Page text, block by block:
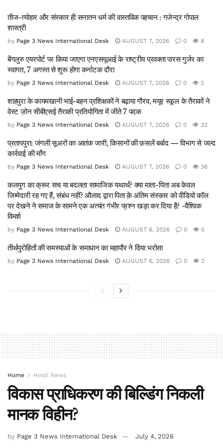
तीज-त्योहार और संस्कार ही सनातन धर्म की वास्तविक पहचान : गजेन्द्र गोपाल
शास्त्री
by Page 3 News International Desk AUGUST 7, 2026 0 8
बेंगलुरु एयरपोर्ट पर किया जाएगा एनएसयूआई के राष्ट्रीय प्रवक्ता पारस गुर्जर का
स्वागत, 7 अगस्त से शुरू होगा कर्नाटक दौरा
by Page 3 News International Desk AUGUST 7, 2026 0 2
शाहपुरा के कायमखानी भाई-बहन प्रशिक्षकों ने बढ़ाया गौरव, मयूर स्कूल के तैराकों ने
वेस्ट ज़ोन सीबीएसई तैराकी प्रतियोगिता में जीते 7 पदक
by Page 3 News International Desk AUGUST 7, 2026 0 32
प्रतापपुरा: जंगली सूअरों का आतंक जारी, किसानों की फ़सलें बर्बाद — विभाग से जल्द
कार्रवाई की माँग
by Page 3 News International Desk AUGUST 7, 2026 0 36
कलयुग का क्रूर सच या बदलता सामाजिक यथार्थ? क्या माता-पिता अब केवल
जिम्मेदारी रह गए हैं, संबंध नहीं? औलाद द्वारा पिता क़े अंतिम संस्कार को वीडियो कॉल
पर देखने ने समाज के सामने एक अत्यंत गंभीर प्रश्न खड़ा कर दिया है? -वैश्विक
विमर्श
by Page 3 News International Desk AUGUST 6, 2026 0 5
तीर्थपुरोहितों की समस्याओं के समाधान का महापौर ने दिया भरोसा
by Page 3 News International Desk AUGUST 6, 2026 0 2
Home Hindi News
विकास प्राधिकरण की बिल्डिंग निकली
मानक विहीन?
by Page 3 News International Desk July 4, 2026